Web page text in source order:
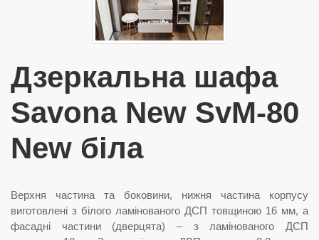
Дзеркальна шафа
Savona New SvM-80
New біла
Верхня частина та боковини, нижня частина корпусу
виготовлені з білого ламінованого ДСП товщиною 16 мм, а
фасадні частини (дверцята) – з ламінованого ДСП